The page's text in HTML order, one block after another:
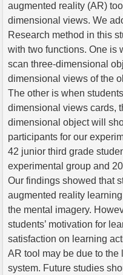
augmented reality (AR)
dimensional views. We
Research method in this
with two functions. One is
scan three-dimensional
dimensional views of the
The other is when
dimensional views cards,
dimensional object will
participants for our
42 junior third grade
experimental group and
Our findings showed that
augmented reality
the mental imagery.
students’ motivation for
satisfaction on learning
AR tool may be due to
system. Future studies